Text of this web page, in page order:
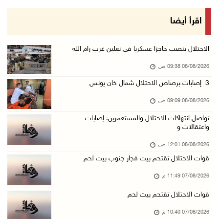
قوات الاحتلال تغلق مداخل يعبد جنوب غرب جنين
الاحتلال يعيق تنقل المواطنين ويقتحم بلدات شرق ...
إصابة مواطنين في اعتداء للمستعمرين في بيت دجن
07/آب/2026 08:24 م
مستعمرون يهاجمون قرية أبو نجيم ويصيبون مواطني ...
07/آب/2026 08:08 م
مستعمرون يهاجمون مساكن المواطنين في خربة الحم ...
اقرأ أيضا
الاحتلال ينصب حاجزا عسكريا في نعلين غرب رام الله
08/08/2026 09:38 ص
3 إصابات برصاص الاحتلال شمال خان يونس
08/08/2026 09:09 ص
تواصل انتهاكات الاحتلال والمستعمرين: إصابات
واعتقالات و
08/08/2026 12:01 ص
قوات الاحتلال تقتحم بيت فجار جنوب بيت لحم
07/08/2026 11:49 م
قوات الاحتلال تقتحم بيت لحم
07/08/2026 10:40 م